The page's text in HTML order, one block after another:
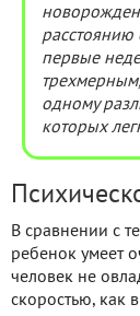
расстоянию
первые
одному
которых
В сравнении с
ребенок умеет
человек не
скоростью, как